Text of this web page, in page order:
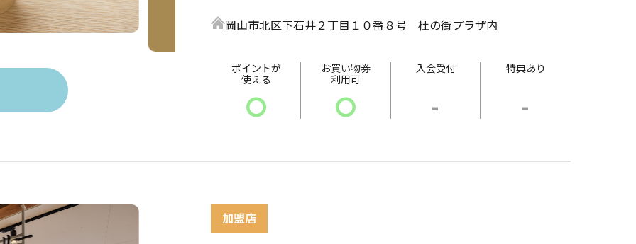
岡山市北区下石井２丁目１０番８号 杜の街プラザ内
ポイントが
使える
〇
お買い物券
利用可
〇
入会受付
-
特典あり
-